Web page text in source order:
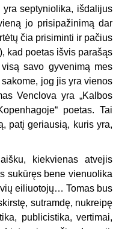
yra septyniolika, išdalijus
jo prisipažinimą dar
čia prisiminti ir pačius
kad poetas išvis parašąs
savo gyvenimą mes
jog jis yra vienos
Venclova yra „Kalbos
poetas. Tai
patį geriausią, kuris yra,
kiekvienas atvejis
sukūręs bene vienuolika
eiliuotojų… Tomas bus
sutramdę, nukreipę
publicistika, vertimai,